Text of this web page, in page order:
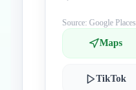
Source: Google Places
Maps
TikTok